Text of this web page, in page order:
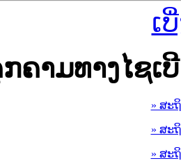
ເ
ຄາມທາງໄຊເບີ
» ສະ
» ສະ
» ສະ